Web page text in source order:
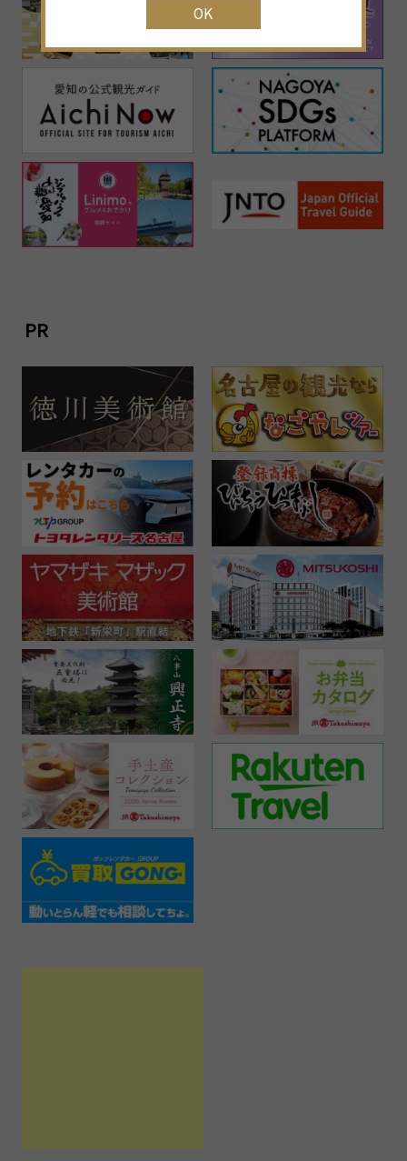
PR
OK